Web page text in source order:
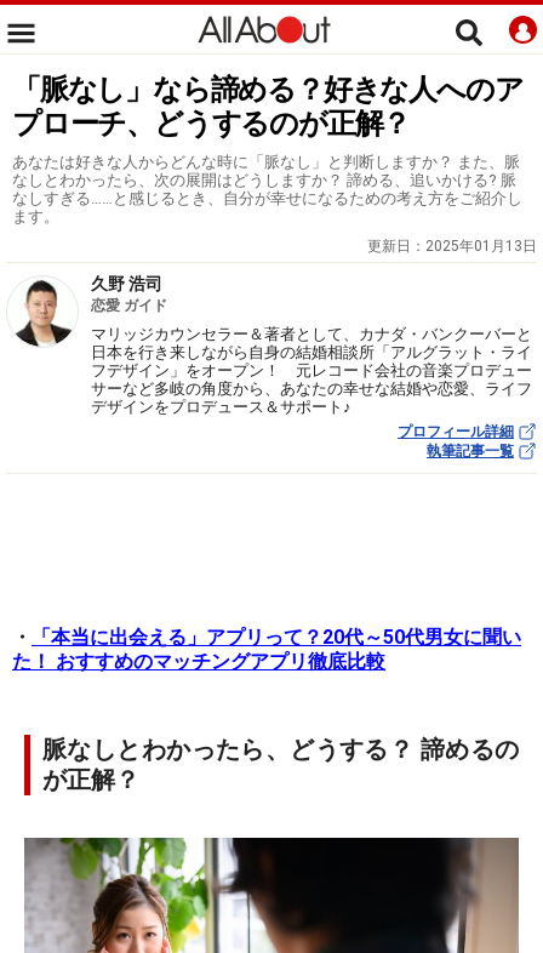
「脈なし」なら諦める？好きな人へのア
プローチ、どうするのが正解？
あなたは好きな人からどんな時に「脈なし」と判断しますか？ また、脈
なしとわかったら、次の展開はどうしますか？ 諦める、追いかける? 脈
なしすぎる……と感じるとき、自分が幸せになるための考え方をご紹介し
ます。
更新日： 2025年01月13日
久野 浩司
恋愛 ガイド
マリッジカウンセラー＆著者として、カナダ・バンクーバーと
日本を行き来しながら自身の結婚相談所「アルグラット・ライ
フデザイン」をオープン！ 元レコード会社の音楽プロデュー
サーなど多岐の角度から、あなたの幸せな結婚や恋愛、ライフ
デザインをプロデュース＆サポート♪
プロフィール詳細
執筆記事一覧
・
「本当に出会える」アプリって？20代～50代男女に聞い
た！ おすすめのマッチングアプリ徹底比較
脈なしとわかったら、どうする？ 諦めるの
が正解？